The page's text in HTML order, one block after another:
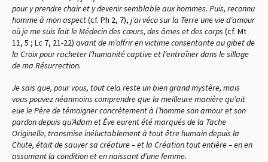
pour y prendre chair et y devenir semblable aux hommes. Puis, reconnu
homme à mon aspect(cf. Ph 2, 7), j’ai vécu sur la Terre une vie d’amour
où je me suis fait le Médecin des cœurs, des âmes et des corps (cf. Mt
11, 5 ; Lc 7, 21-22) avant de m’offrir en victime consentante au gibet de
la Croix pour racheter l’humanité captive et l’entraîner dans le sillage
de ma Résurrection.
Je sais que, pour vous, tout cela reste un bien grand mystère, mais
vous pouvez néanmoins comprendre que la meilleure manière qu’ait
eue le Père de témoigner concrètement à l’homme son amour et son
pardon depuis qu’Adam et Ève eurent été marqués de la Tache
Originelle, transmise inéluctablement à tout être humain depuis la
Chute, était de sauver sa créature – et la Création tout entière – en en
assumant la condition et en naissant d’une femme.